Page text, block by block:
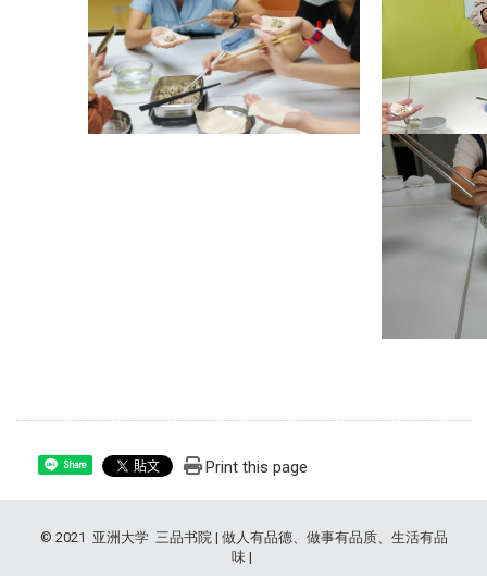
Share Print this page
© 2021 亚洲大学 三品书院 | 做人有品德、做事有品质、生活有品
味 |